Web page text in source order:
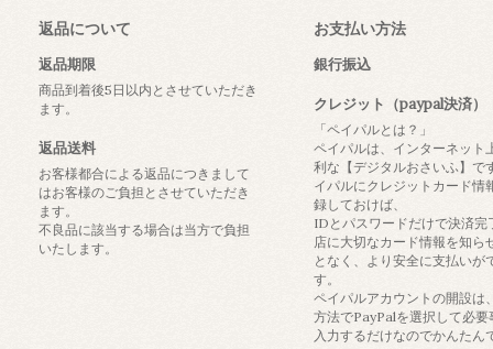
返品について
返品期限
商品到着後5日以内とさせていただき
ます。
返品送料
お客様都合による返品につきまして
はお客様のご負担とさせていただき
ます。
不良品に該当する場合は当方で負担
いたします。
お支払い方法
銀行振込
クレジット（paypal決済）
「ペイパルとは？」
ペイパルは、インターネット
利な【デジタルおさいふ】で
イパルにクレジットカード情
録しておけば、
IDとパスワードだけで決済完
店に大切なカード情報を知ら
となく、より安全に支払いが
す。
ペイパルアカウントの開設は
方法でPayPalを選択して必要
入力するだけなのでかんたん